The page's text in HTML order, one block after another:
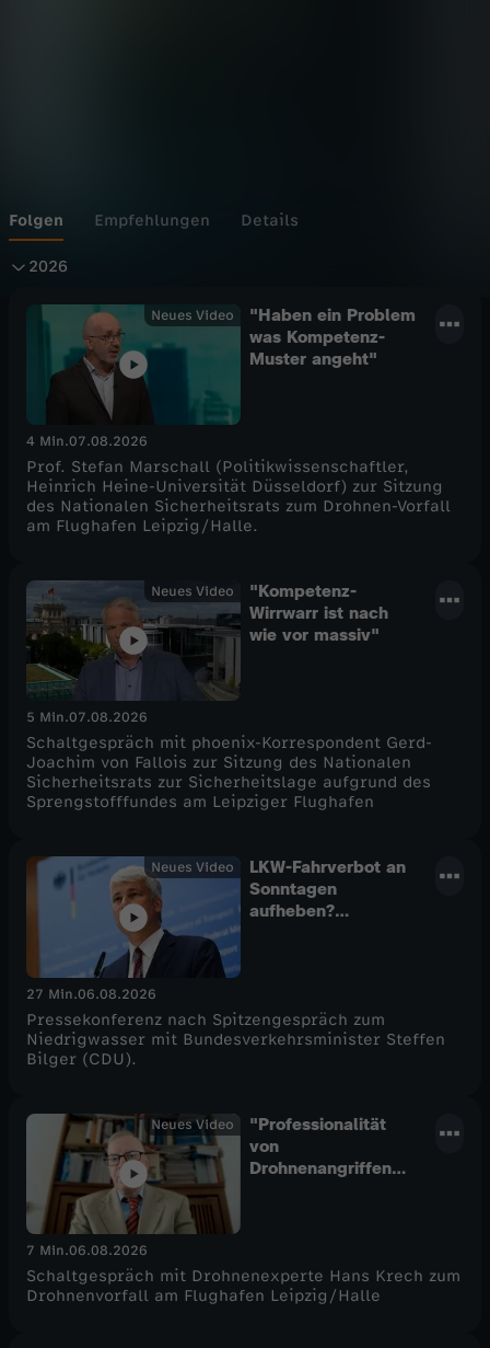
Folgen Empfehlungen Details
2026
2
Neues Video
"Haben ein Problem
was Kompetenz-
Muster angeht"
4 Min.07.08.2026
Prof. Stefan Marschall (Politikwissenschaftler,
Heinrich Heine-Universität Düsseldorf) zur Sitzung
des Nationalen Sicherheitsrats zum Drohnen-Vorfall
am Flughafen Leipzig/Halle.
Neues Video
"Kompetenz-
Wirrwarr ist nach
wie vor massiv"
5 Min.07.08.2026
Schaltgespräch mit phoenix-Korrespondent Gerd-
Joachim von Fallois zur Sitzung des Nationalen
Sicherheitsrats zur Sicherheitslage aufgrund des
Sprengstofffundes am Leipziger Flughafen
Neues Video
LKW-Fahrverbot an
Sonntagen
aufheben?
27 Min.06.08.2026
Pressekonferenz nach Spitzengespräch zum
Niedrigwasser mit Bundesverkehrsminister Steffen
Bilger (CDU).
Neues Video
"Professionalität
von
Drohnenangriffen
7 Min.06.08.2026
Schaltgespräch mit Drohnenexperte Hans Krech zum
Drohnenvorfall am Flughafen Leipzig/Halle